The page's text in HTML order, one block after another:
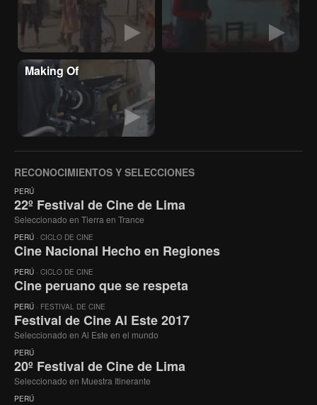
Making Of
RECONOCIMIENTOS Y SELECCIONES
PERÚ
22º Festival de Cine de Lima
Seleccionado en Tierra en Trance
PERÚ · CICLO DE CINE
Cine Nacional Hecho en Regiones
PERÚ · CICLO DE CINE
Cine peruano que se respeta
PERÚ · FESTIVAL DE CINE
Festival de Cine Al Este 2017
Seleccionado en Al Este en el mundo
PERÚ
20º Festival de Cine de Lima
Seleccionado en Muestra Itinerante
PERÚ